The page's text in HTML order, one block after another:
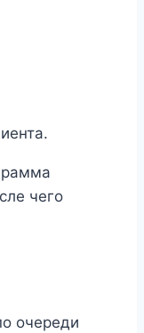
чего
очереди